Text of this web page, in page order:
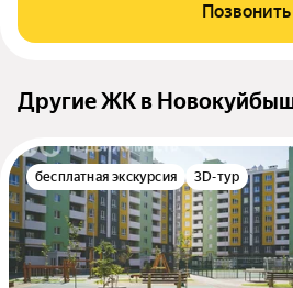
Позвонить
Другие ЖК в
бесплатная экскурсия 3D-тур